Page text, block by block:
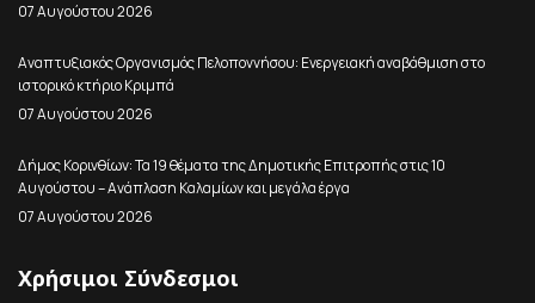
07 Αυγούστου 2026
Αναπτυξιακός Οργανισμός Πελοποννήσου: Ενεργειακή αναβάθμιση στο
ιστορικό κτήριο Κριμπά
07 Αυγούστου 2026
Δήμος Κορινθίων: Τα 19 θέματα της Δημοτικής Επιτροπής στις 10
Αυγούστου – Ανάπλαση Καλαμίων και μεγάλα έργα
07 Αυγούστου 2026
Χρήσιμοι Σύνδεσμοι